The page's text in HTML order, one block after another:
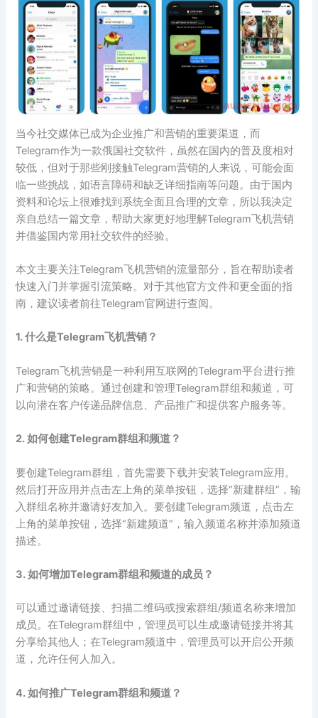
当今社交媒体已成为企业推广和营销的重要渠道，而
Telegram作为一款俄国社交软件，虽然在国内的普及度相对
较低，但对于那些刚接触Telegram营销的人来说，可能会面
临一些挑战，如语言障碍和缺乏详细指南等问题。由于国内
资料和论坛上很难找到系统全面且合理的文章，所以我决定
亲自总结一篇文章，帮助大家更好地理解Telegram飞机营销
并借鉴国内常用社交软件的经验。
本文主要关注Telegram飞机营销的流量部分，旨在帮助读者
快速入门并掌握引流策略。对于其他官方文件和更全面的指
南，建议读者前往Telegram官网进行查阅。
1. 什么是Telegram飞机营销？
Telegram飞机营销是一种利用互联网的Telegram平台进行推
广和营销的策略。通过创建和管理Telegram群组和频道，可
以向潜在客户传递品牌信息、产品推广和提供客户服务等。
2. 如何创建Telegram群组和频道？
要创建Telegram群组，首先需要下载并安装Telegram应用。
然后打开应用并点击左上角的菜单按钮，选择“新建群组”，输
入群组名称并邀请好友加入。要创建Telegram频道，点击左
上角的菜单按钮，选择“新建频道”，输入频道名称并添加频道
描述。
3. 如何增加Telegram群组和频道的成员？
可以通过邀请链接、扫描二维码或搜索群组/频道名称来增加
成员。在Telegram群组中，管理员可以生成邀请链接并将其
分享给其他人；在Telegram频道中，管理员可以开启公开频
道，允许任何人加入。
4. 如何推广Telegram群组和频道？